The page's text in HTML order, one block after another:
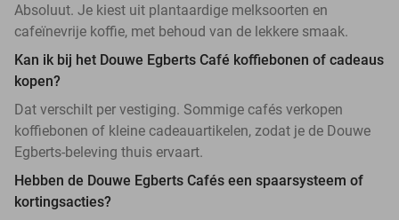
Absoluut. Je kiest uit plantaardige melksoorten en
cafeïnevrije koffie, met behoud van de lekkere smaak.
Kan ik bij het Douwe Egberts Café koffiebonen of cadeaus
kopen?
Dat verschilt per vestiging. Sommige cafés verkopen
koffiebonen of kleine cadeauartikelen, zodat je de Douwe
Egberts-beleving thuis ervaart.
Hebben de Douwe Egberts Cafés een spaarsysteem of
kortingsacties?